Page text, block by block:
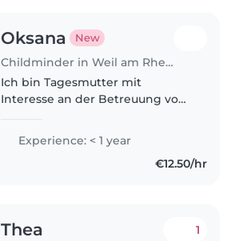
Oksana New
Childminder in Weil am Rhein
Ich bin Tagesmutter mit
Interesse an der Betreuung von
und Vorschulalter in meinen
Räumlichkeiten. Ich spreche
Experience: < 1 year
€12.50/hr
Thea 1